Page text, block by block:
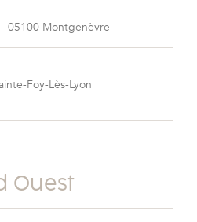
05100 Montgenèvre
Foy-Lès-Lyon
Ouest